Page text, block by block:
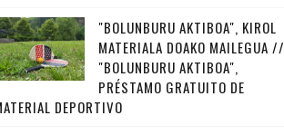
"BOLUNBURU AKTIBOA", KIROL
MATERIALA DOAKO MAILEGUA //
"BOLUNBURU AKTIBOA",
PRÉSTAMO GRATUITO DE
DEPORTIVO